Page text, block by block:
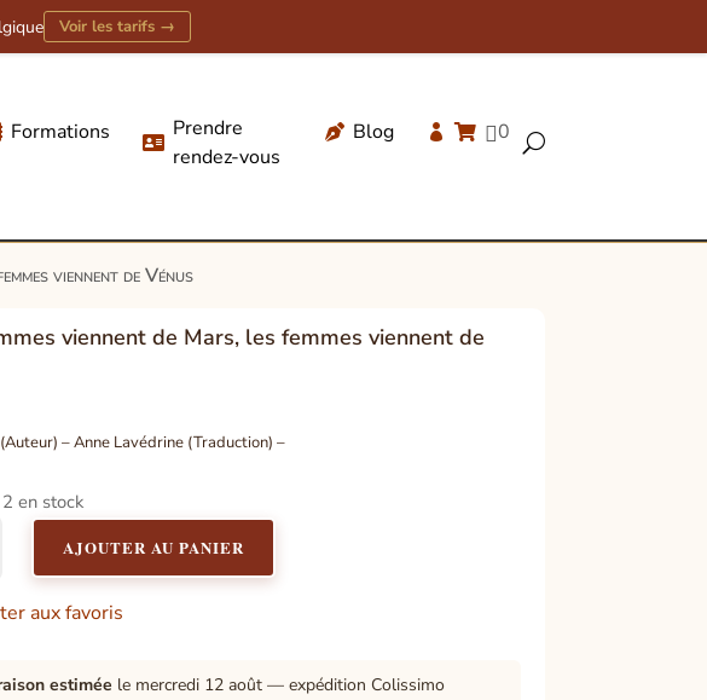
Voir les tarifs →
Formations 
Prendre
rendez-vous
 Blog   0 U
produits
viennent de Vénus
viennent de Mars, les femmes viennent de
– Anne Lavédrine (Traduction) –
en stock
AJOUTER AU PANIER
aux favoris
estimée le mercredi 12 août — expédition Colissimo